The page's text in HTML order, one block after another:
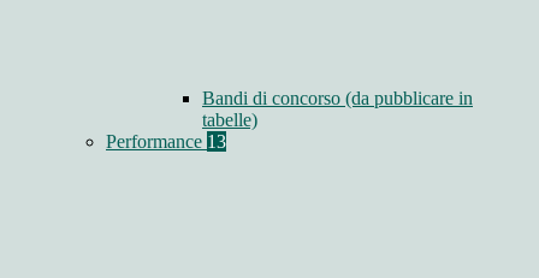
Bandi di concorso (da pubblicare in
tabelle)
Performance 13